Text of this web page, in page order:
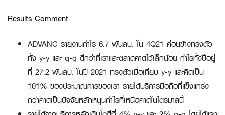
Results Comment
ADVANC รายงานกำไร 6.7 พันลบ. ใน 4Q21 ค่อนข้างทรงตัว
ทั้ง y-y และ q-q ดีกว่าที่เราและตลาดคาดไว้เล็กน้อย กำไรทั้งปีอยู่
ที่ 27.2 พันลบ. ในปี 2021 ทรงตัวเมื่อเทียบ y-y และคิดเป็น
101% ของประมาณการของเรา รายได้บริการมือถือที่แข็งแกร่ง
กว่าคาดเป็นปัจจัยหลักหนุนกำไรที่เหนือคาดในไตรมาสนี้